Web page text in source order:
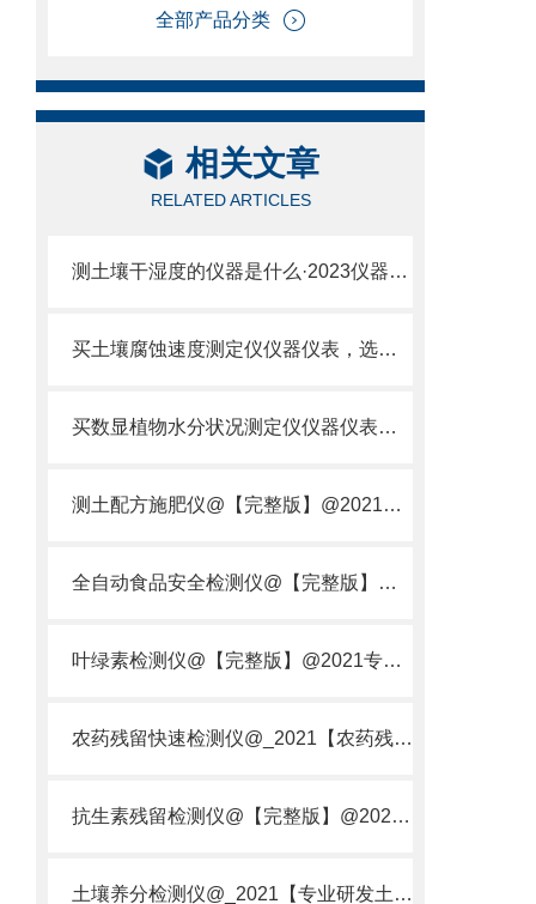
全部产品分类
相关文章
RELATED ARTICLES
测土壤干湿度的仪器是什么·2023仪器仪表·云唐土壤干湿度检测仪器设备
买土壤腐蚀速度测定仪仪器仪表，选【云唐新款】土壤腐蚀速度测定仪
买数显植物水分状况测定仪仪器仪表，就来山东云唐精品货源
测土配方施肥仪@【完整版】@2021专业测土配方施肥仪器仪表
全自动食品安全检测仪@【完整版】@2021专业全自动食品检测仪器仪表
叶绿素检测仪@【完整版】@2021专业叶绿素检测仪器仪表
农药残留快速检测仪@_2021【农药残留检测仪器仪表DE原理】
抗生素残留检测仪@【完整版】@2021专业抗生素残留检测仪器仪表
土壤养分检测仪@_2021【专业研发土壤养分快速检测仪器仪表厂】